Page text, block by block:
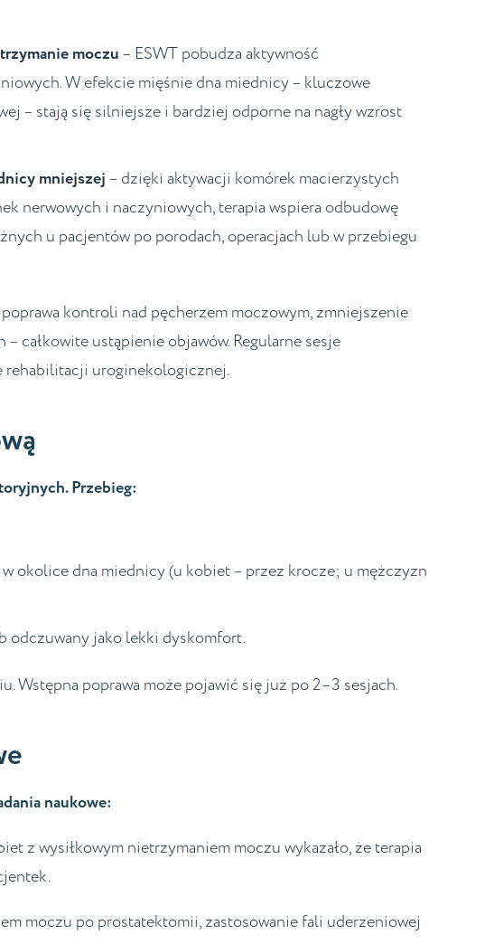
moczu – ESWT pobudza aktywność
W efekcie mięśnie dna miednicy – kluczowe
– stają się silniejsze i bardziej odporne na nagły wzrost
mniejszej – dzięki aktywacji komórek macierzystych
nerwowych i naczyniowych, terapia wspiera odbudowę
u pacjentów po porodach, operacjach lub w przebiegu
kontroli nad pęcherzem moczowym, zmniejszenie
całkowite ustąpienie objawów. Regularne sesje
rehabilitacji uroginekologicznej.
Przebieg:
okolice dna miednicy (u kobiet – przez krocze; u mężczyzn
odczuwany jako lekki dyskomfort.
Wstępna poprawa może pojawić się już po 2–3 sesjach.
naukowe:
z wysiłkowym nietrzymaniem moczu wykazało, że terapia
moczu po prostatektomii, zastosowanie fali uderzeniowej